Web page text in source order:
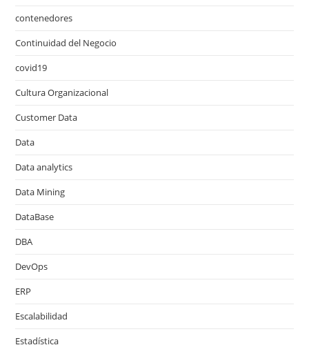
contenedores
Continuidad del Negocio
covid19
Cultura Organizacional
Customer Data
Data
Data analytics
Data Mining
DataBase
DBA
DevOps
ERP
Escalabilidad
Estadística